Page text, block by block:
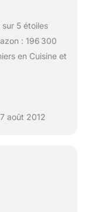
5 étoiles
: 196 300
en Cuisine et
août 2012